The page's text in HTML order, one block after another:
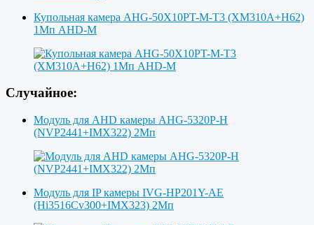
Купольная камера AHG-50X10PT-M-T3 (XM310A+H62)
1Мп AHD-M
Случайное:
Модуль для AHD камеры AHG-5320P-H
(NVP2441+IMX322) 2Мп
Модуль для IP камеры IVG-HP201Y-AE
(Hi3516Cv300+IMX323) 2Мп